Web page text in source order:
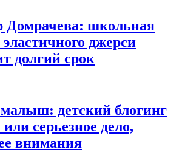
Домрачева: школьная
джерси
долгий срок
детский блогинг
серьезное дело,
внимания